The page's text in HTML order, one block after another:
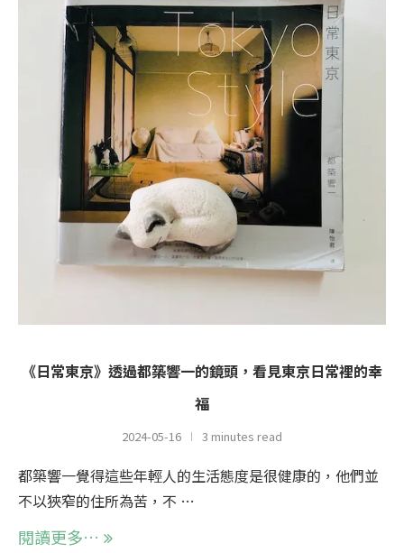
《日常東京》透過都築響一的鏡頭，看見東京日常裡的幸
福
2024-05-16 3 minutes read
都築響一覺得這些年輕人的生活態度是很健康的，他們並
不以狹窄的住所為苦，不 …
閱讀更多…